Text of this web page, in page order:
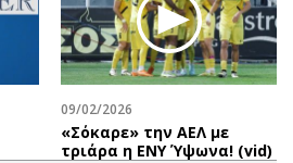
09/02/2026
«Σόκαρε» την ΑΕΛ με
τριάρα η ΕΝΥ Ύψωνα! (vid)